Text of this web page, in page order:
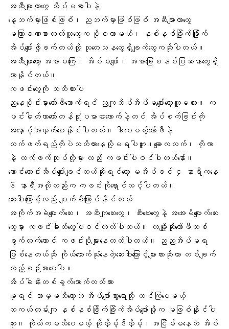
အဆီများတာတွေ သိပ်မစားပါနဲ့
နေ့ဘက်မှာဖြစ်ဖြစ်၊ ညဘက်မှာဖြစ်ဖြစ် အဆီများတာတွေ
မကြာခဏစားတတ်သူတွေက ပိုဝလာမယ်၊ နှစ်နှစ်ခြိုက်ခြိုက်
အိပ်ပျော်ဖို့ခက်တယ်လို့ သုတေသနတွေ့ရှိချက်တွေကဆိုပါတယ်။
အဆီများတော့ အစာမကြေ၊ အိပ်မပျော်၊ အစာခြေစနစ်ပြဿနာတွေရှိ
လာနိုင်တယ်။
ကဖင်းတွေကို သတိထားပါ
ညနေပိုင်းမှာကော်ဖီသောက်ရင် ညကျသိပ်အိပ်မပျော်တော့ဘူးမလား။ က
ဖင်းဓါတ်ဟာတော်တန်ရုံပမာဏလောက်နဲ့တင် အိပ်စက်ခြင်းကို
အနှောင့်အယှက်ပေးနိုင်ပါတယ်။ ဒါပေမယ့်ကော်ဖီနဲ့
လက်ဖက်ရည်ကိုပဲသတိထားနေလို့မရပါဘူး။ချောကလက်၊ ကိုလာ
နဲ့ လက်ဖက်သုပ်တို့မှာ လည်း ကဖင်းပါဝင်ပါတယ်နော်။
ကောင်းကောင်းအိပ်ပျော်ချင်တယ်ဆိုရင်တော့ မအိပ်ခင် ၄ နာရီကနေ
၆ နာရီအလိုတည်းက ကဖင်းကိုရှောင်သင့်ပါတယ်။
ဆေးဝါးကြောင့်လည်း မျက်စိကြောင်နိုင်တယ်
အကိုက်အခဲပျောက်ဆေး၊ အဆီကျဆေးတွေ၊ ဆီးဆေးတွေနဲ့ အအေးမိပျောက်ဆေး
တွေမှာ ကဖင်းဓါတ်တွေပါဝင်တတ်ပါတယ်။ တချို့ဆိုကော်ဖီတစ်
ခွက်ထက်တောင် ကဖင်းပိုများနေတတ်ပါတယ်။ ညညအိပ်မရ
ဖြစ်နေတယ်ဆို ကိုယ်သောက်သုံးနေတဲ့ဆေးဝါးကြောင့်များလားဆိုတာ တစ်ချက်
ထည့်စဉ်းစားပေးပါ။
အိပ်ခါနီးတစ်ခွက်သောက်တတ်လား
မူးရင် ဘာမှမသိတော့ဘဲ အိပ်ပျော်သွားရောလို့ ထင်ကြပေမယ့်
တကယ်တမ်းကျ နှစ်နှစ်ခြိုက်ခြိုက်အိပ်ပျော်ဖို့က မဖြစ်နိုင်ပါ
ဘူး။ ကိုယ်ကမသိပေမယ့် ဟိုလှိမ့်ဒီလှိမ့်၊အငြိမ်မနေဘဲ အိပ်